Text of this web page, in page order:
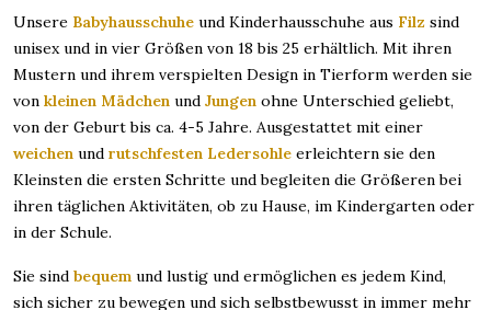
Unsere Babyhausschuhe und Kinderhausschuhe aus Filz sind
unisex und in vier Größen von 18 bis 25 erhältlich. Mit ihren
Mustern und ihrem verspielten Design in Tierform werden sie
von kleinen Mädchen und Jungen ohne Unterschied geliebt,
von der Geburt bis ca. 4-5 Jahre. Ausgestattet mit einer
weichen und rutschfesten Ledersohle erleichtern sie den
Kleinsten die ersten Schritte und begleiten die Größeren bei
ihren täglichen Aktivitäten, ob zu Hause, im Kindergarten oder
in der Schule.
Sie sind bequem und lustig und ermöglichen es jedem Kind,
sich sicher zu bewegen und sich selbstbewusst in immer mehr